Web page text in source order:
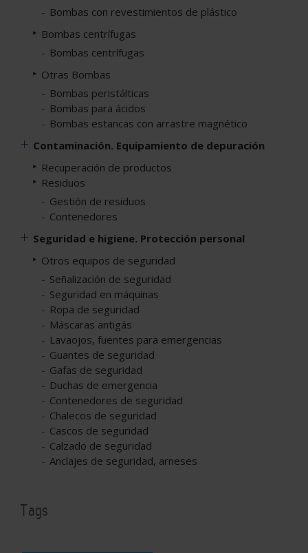
Bombas con revestimientos de plástico
Bombas centrífugas
Bombas centrífugas
Otras Bombas
Bombas peristálticas
Bombas para ácidos
Bombas estancas con arrastre magnético
Contaminación. Equipamiento de depuración
Recuperación de productos
Residuos
Gestión de residuos
Contenedores
Seguridad e higiene. Protección personal
Otros equipos de seguridad
Señalización de seguridad
Seguridad en máquinas
Ropa de seguridad
Máscaras antigás
Lavaojos, fuentes para emergencias
Guantes de seguridad
Gafas de seguridad
Duchas de emergencia
Contenedores de seguridad
Chalecos de seguridad
Cascos de seguridad
Calzado de seguridad
Anclajes de seguridad, arneses
Tags